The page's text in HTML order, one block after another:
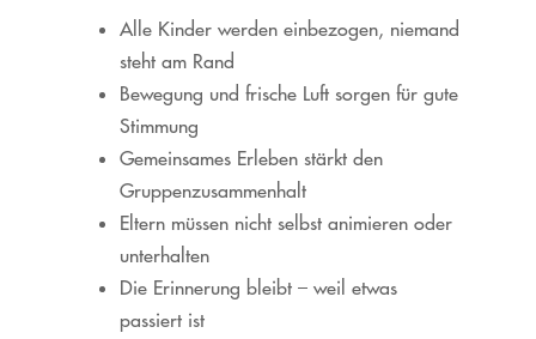
Alle Kinder werden einbezogen, niemand
steht am Rand
Bewegung und frische Luft sorgen für gute
Stimmung
Gemeinsames Erleben stärkt den
Gruppenzusammenhalt
Eltern müssen nicht selbst animieren oder
unterhalten
Die Erinnerung bleibt – weil etwas
passiert ist